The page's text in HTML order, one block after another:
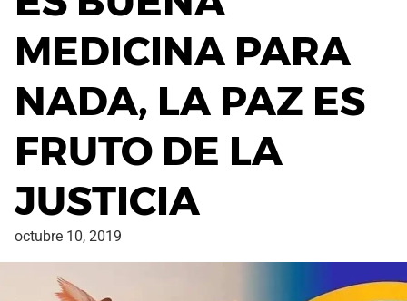
MEDICINA PARA
NADA, LA PAZ ES
FRUTO DE LA
JUSTICIA
octubre 10, 2019